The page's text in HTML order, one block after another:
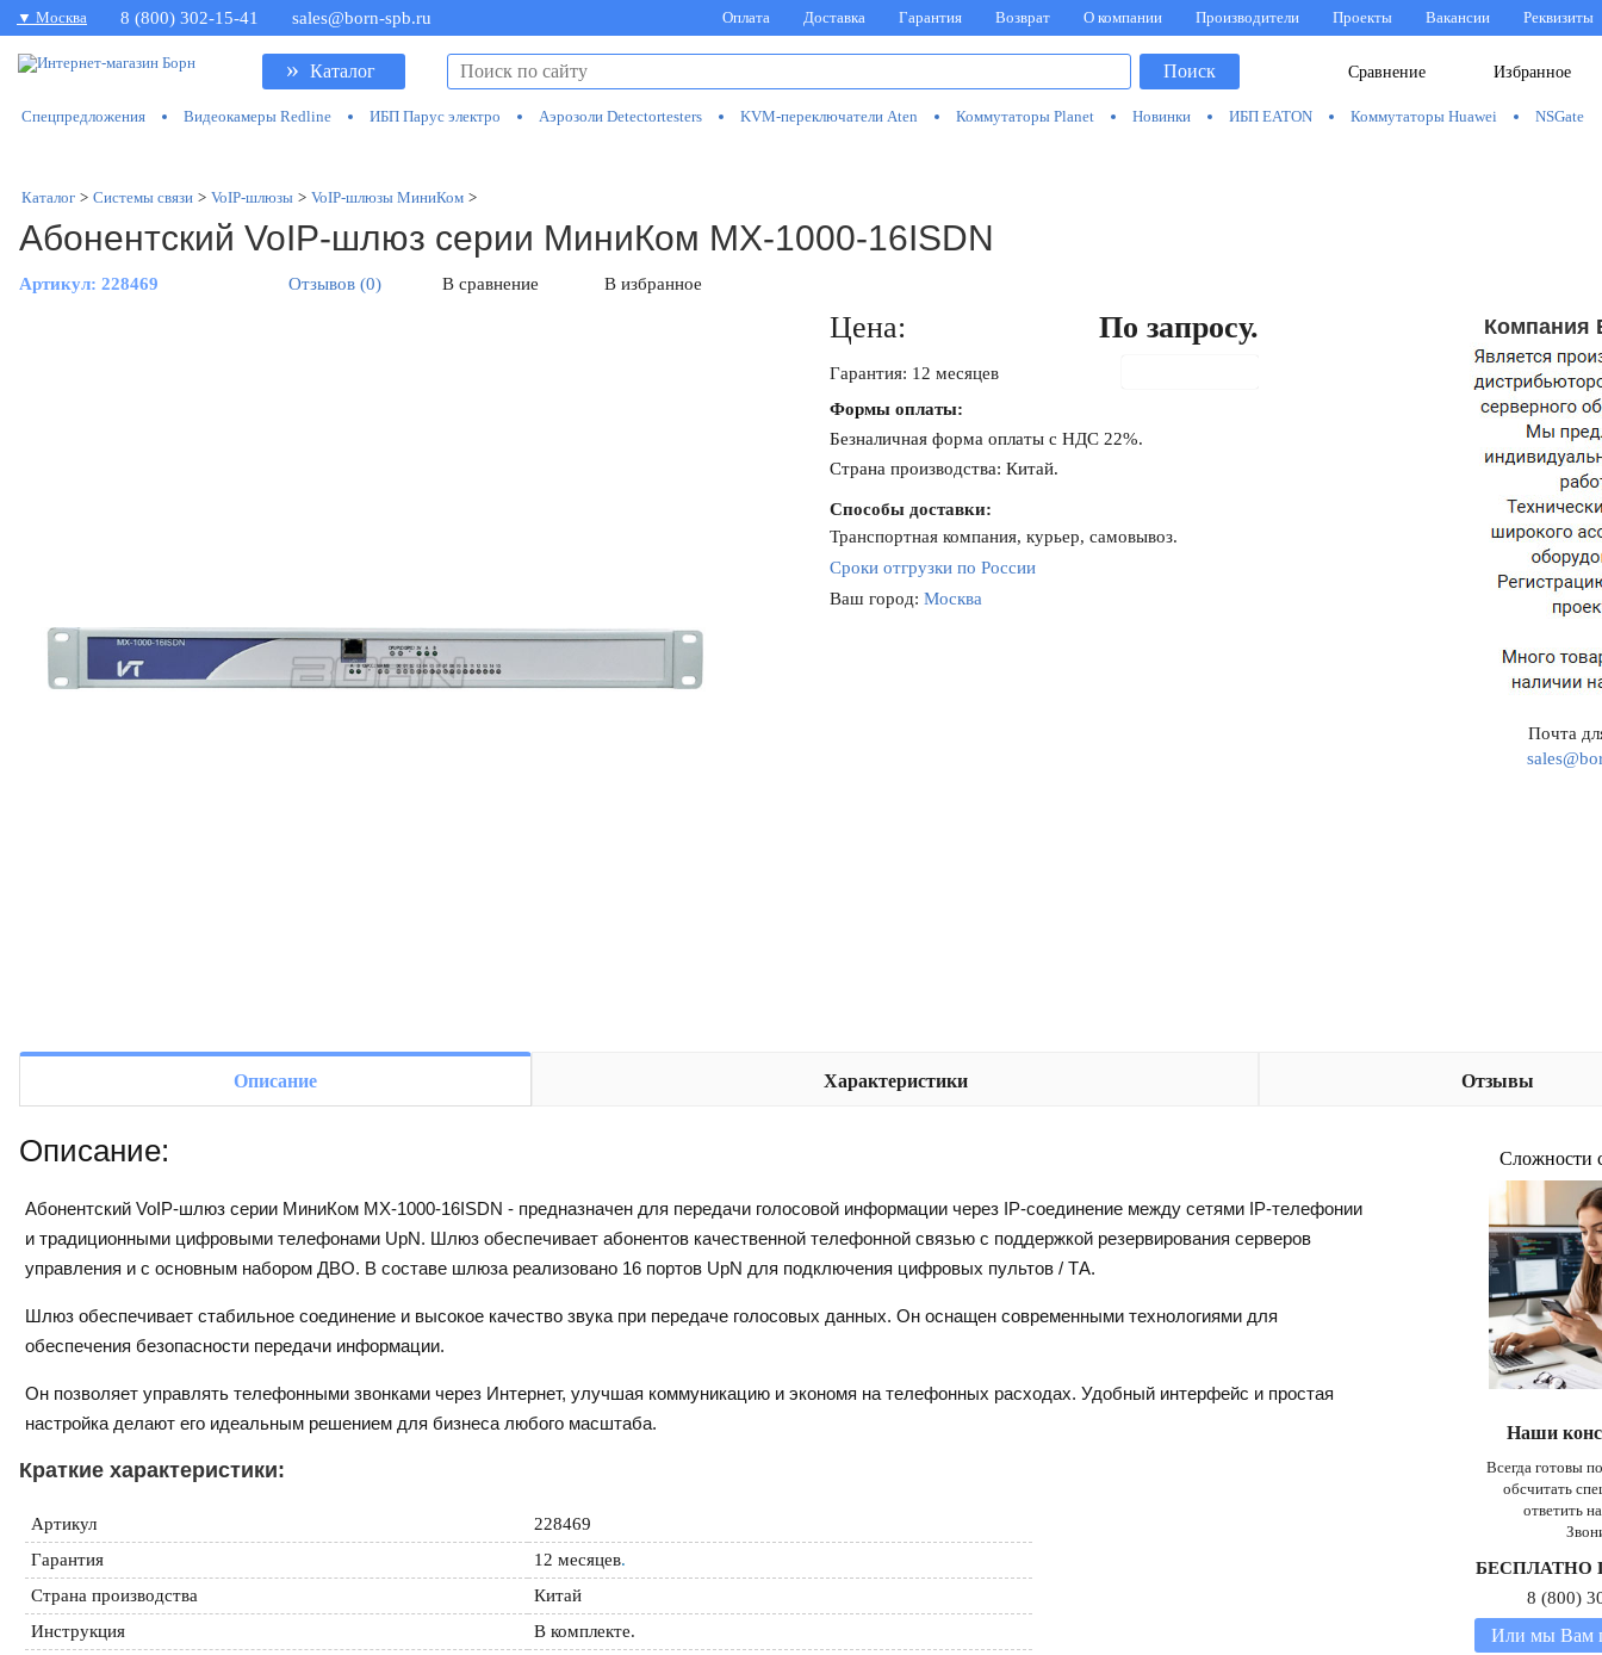
▼ Москва 8 (800) 302-15-41 sales@born-spb.ru Оплата Доставка Гарантия Возврат О компании Производители Проекты Вакансии Реквизиты
» Каталог Избранное
Сравнение
Поиск
Спецпредложения Видеокамеры Redline ИБП Парус электро Аэрозоли Detectortesters KVM-переключатели Aten Коммутаторы Planet Новинки ИБП EATON Коммутаторы Huawei NSGate
Каталог > Системы связи > VoIP-шлюзы > VoIP-шлюзы МиниКом >
Абонентский VoIP-шлюз серии МиниКом MX-1000-16ISDN
Артикул: 228469 Отзывов (0) В сравнение В избранное
Цена: По запросу.
Гарантия: 12 месяцев
Формы оплаты:
Безналичная форма оплаты с НДС 22%.
Страна производства: Китай.
Способы доставки:
Транспортная компания, курьер, самовывоз.
Сроки отгрузки по России
Ваш город: Москва
Компания
Почта
Описание Характеристики Отзывы
Описание:
Абонентский VoIP-шлюз серии МиниКом MX-1000-16ISDN - предназначен для передачи голосовой информации через IP-соединение между сетями IP-телефонии
и традиционными цифровыми телефонами UpN. Шлюз обеспечивает абонентов качественной телефонной связью с поддержкой резервирования серверов
управления и с основным набором ДВО. В составе шлюза реализовано 16 портов UpN для подключения цифровых пультов / ТА.
Шлюз обеспечивает стабильное соединение и высокое качество звука при передаче голосовых данных. Он оснащен современными технологиями для
обеспечения безопасности передачи информации.
Он позволяет управлять телефонными звонками через Интернет, улучшая коммуникацию и экономя на телефонных расходах. Удобный интерфейс и простая
настройка делают его идеальным решением для бизнеса любого масштаба.
Краткие характеристики:
Артикул
228469
Гарантия
12 месяцев.
Страна производства
Китай
Инструкция
В комплекте.
Сложности
Наши
Всегда готовы
обсчитать
ответить
БЕСПЛАТНО
8 (800)
Или мы Вам